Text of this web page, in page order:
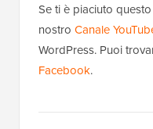
Se ti è piaciuto
nostro Canale
WordPress. Puoi
Facebook.